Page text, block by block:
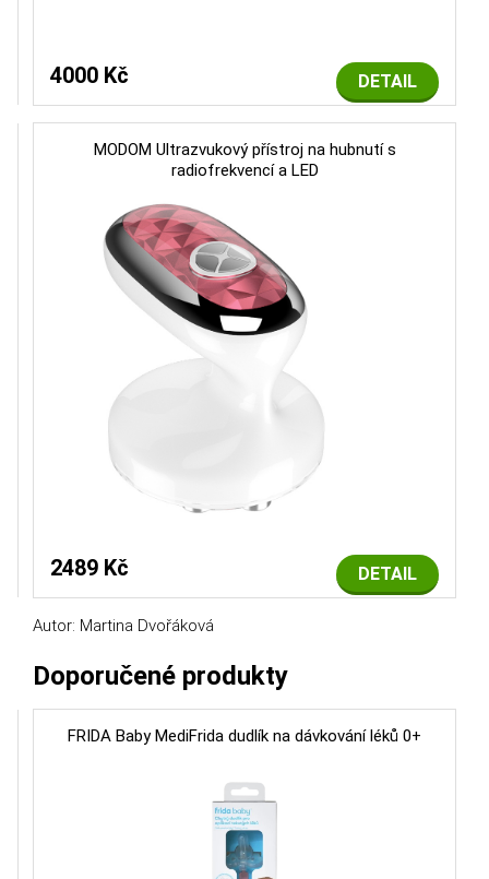
DETAIL
4000 Kč
MODOM Ultrazvukový přístroj na hubnutí s
radiofrekvencí a LED
DETAIL
2489 Kč
Autor: Martina Dvořáková
Doporučené produkty
FRIDA Baby MediFrida dudlík na dávkování léků 0+